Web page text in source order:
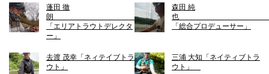
蓬田 徹
朗
「エリアトラウトデレクタ
ー」
森田 純
「総合プロデューサー」
去渡 茂幸「ネィテイブトラ
ウト」
三浦 大知「ネイティブトラ
ウト」